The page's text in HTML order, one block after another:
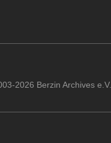
2026 Berzin Archives e.V.